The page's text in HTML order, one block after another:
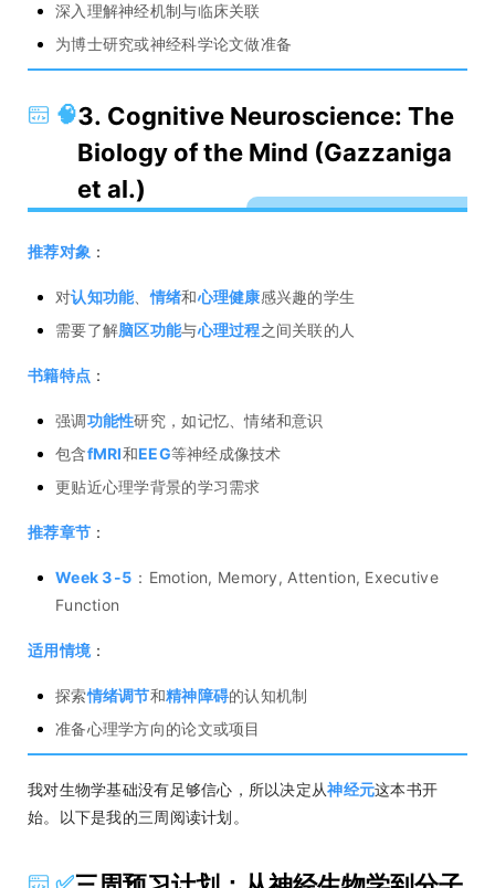
深入理解神经机制与临床关联
为博士研究或神经科学论文做准备
🧠3. Cognitive Neuroscience: The
Biology of the Mind (Gazzaniga
et al.)
推荐对象 ：
对认知功能、情绪和心理健康感兴趣的学生
需要了解脑区功能与心理过程之间关联的人
书籍特点 ：
强调功能性研究，如记忆、情绪和意识
包含fMRI和EEG等神经成像技术
更贴近心理学背景的学习需求
推荐章节 ：
Week 3-5 ：Emotion, Memory, Attention, Executive
Function
适用情境 ：
探索情绪调节和精神障碍的认知机制
准备心理学方向的论文或项目
我对生物学基础没有足够信心，所以决定从神经元这本书开
始。以下是我的三周阅读计划。